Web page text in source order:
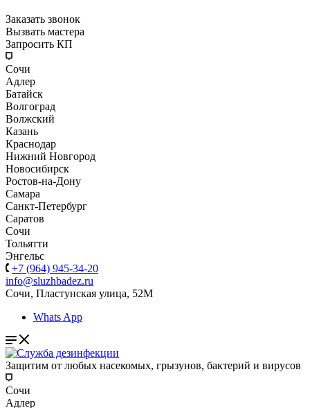
Заказать звонок
Вызвать мастера
Запросить КП
Сочи
Адлер
Батайск
Волгоград
Волжский
Казань
Краснодар
Нижний Новгород
Новосибирск
Ростов-на-Дону
Самара
Санкт-Петербург
Саратов
Сочи
Тольятти
Энгельс
+7 (964) 945-34-20
info@sluzhbadez.ru
Сочи, Пластунская улица, 52М
Whats App
Защитим от любых насекомых, грызунов, бактерий и вирусов
Сочи
Адлер